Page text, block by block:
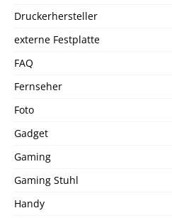
Druckerhersteller
externe Festplatte
FAQ
Fernseher
Foto
Gadget
Gaming
Gaming Stuhl
Handy